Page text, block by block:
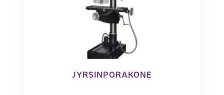
JYRSINPORAKONE